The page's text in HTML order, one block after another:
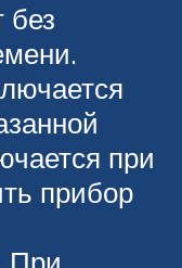
без
при
прибор